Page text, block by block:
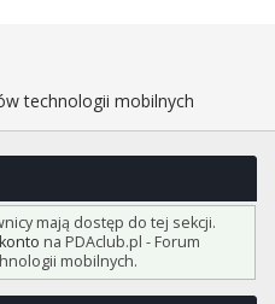
technologii mobilnych
mają dostęp do tej sekcji.
na PDAclub.pl - Forum
mobilnych.